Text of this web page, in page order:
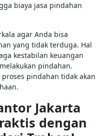
biaya jasa pindahan
agar Anda bisa
yang tidak terduga. Hal
kestabilan keuangan
pindahan.
pindahan tidak akan
Jakarta
dengan